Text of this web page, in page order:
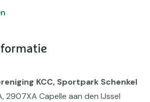
KCC, Sportpark Schenkel
2907XA Capelle aan den IJssel